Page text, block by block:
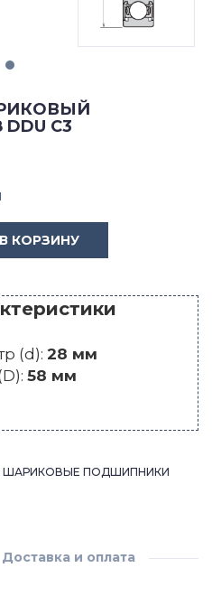
C3
В КОРЗИНУ
(d): 28 мм
58 мм
ПОДШИПНИКИ
Доставка и оплата